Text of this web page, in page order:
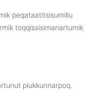
peqataatitsisumillu
toqqissisimanartumik
piukkunnarpoq.